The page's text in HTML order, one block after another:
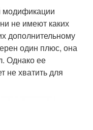
модификации
не имеют каких
дополнительному
один плюс, она
Однако ее
не хватить для